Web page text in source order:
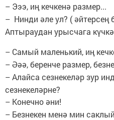
– Эээ, иң кечкенә размер...
– Нинди әле ул? ( әйтерсең
Аптыраудан урысчага
– Самый маленький, иң
– Әәә, беренче размер,
– Алайса сезнекеләр зур
сезнекеләрне?
– Конечно әни!
– Безнекен менә мин